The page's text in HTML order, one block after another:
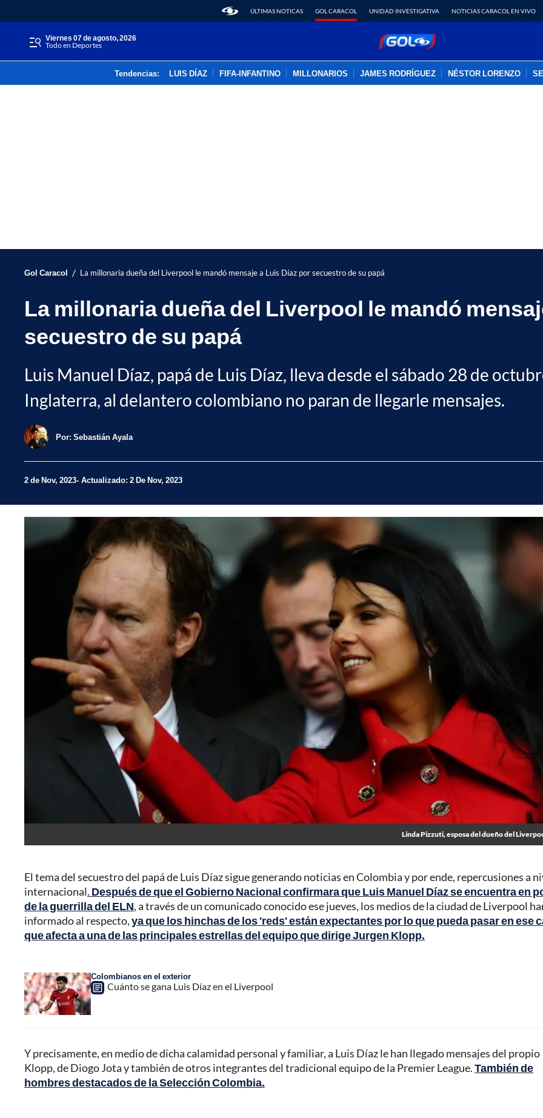
ÚLTIMAS NOTICAS GOL CARACOL UNIDAD INVESTIGATIVA NOTICIAS CARACOL EN VIVO
viernes 07 de agosto, 2026
Todo en Deportes
Tendencias: LUIS DÍAZ FIFA-INFANTINO MILLONARIOS JAMES RODRÍGUEZ NÉSTOR LORENZO
Gol Caracol / La millonaria dueña del Liverpool le mandó mensaje a Luis Díaz por secuestro de su papá
La millonaria dueña del Liverpool le mandó
secuestro de su papá
Luis Manuel Díaz, papá de Luis Díaz, lleva desde el sábado 28 de
Inglaterra, al delantero colombiano no paran de llegarle mensajes.
Por: Sebastián Ayala
2 de Nov, 2023 Actualizado: 2 De Nov, 2023
Linda Pizzuti, esposa del dueño del
El tema del secuestro del papá de Luis Díaz sigue generando noticias en Colombia y por ende, repercusiones a
internacional. Después de que el Gobierno Nacional confirmara que Luis Manuel Díaz se encuentra en
de la guerrilla del ELN,a través de un comunicado conocido ese jueves, los medios de la ciudad de Liverpool
informado al respecto,ya que los hinchas de los 'reds' están expectantes por lo que pueda pasar en ese
que afecta a una de las principales estrellas del equipo que dirige Jurgen Klopp.
Colombianos en el exterior
Cuánto se gana Luis Díaz en el Liverpool
Y precisamente, en medio de dicha calamidad personal y familiar, a Luis Díaz le han llegado mensajes del propio
Klopp, de Diogo Jota y también de otros integrantes del tradicional equipo de la Premier League.También de
hombres destacados de la Selección Colombia.